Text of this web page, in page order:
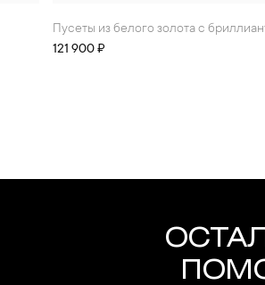
Пусеты из белого золота с
121 900 ₽